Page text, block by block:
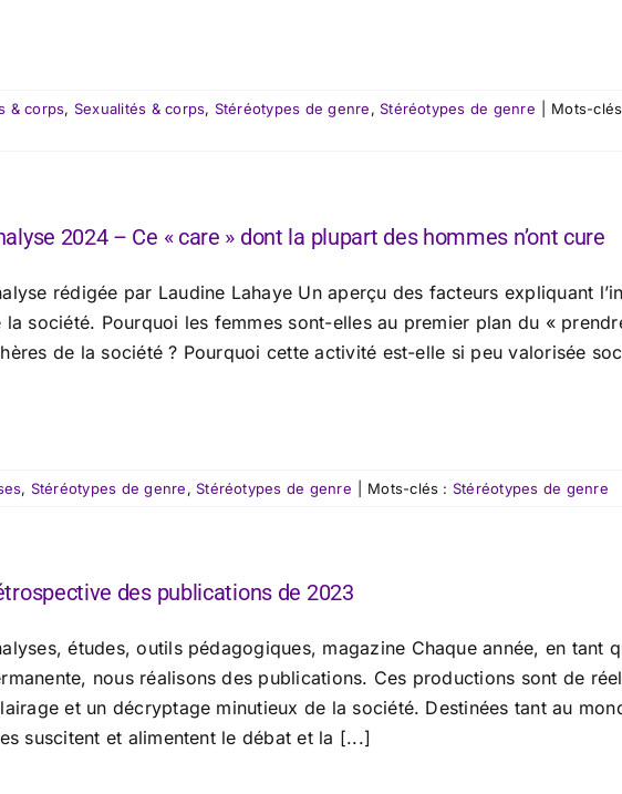
& corps, Sexualités & corps, Stéréotypes de genre,Stéréotypes de genre
Mots-
2024 – Ce « care » dont la plupart des hommes n’ont cure
rédigée par Laudine Lahaye Un aperçu des facteurs expliquant
la société. Pourquoi les femmes sont-elles au premier plan du «
de la société ? Pourquoi cette activité est-elle si peu valorisée
, Stéréotypes de genre,Stéréotypes de genre Mots-clés : Stéréotypes de genre
des publications de 2023
études, outils pédagogiques, magazine Chaque année, en tant
nous réalisons des publications. Ces productions sont de
et un décryptage minutieux de la société. Destinées tant au
suscitent et alimentent le débat et la [...]